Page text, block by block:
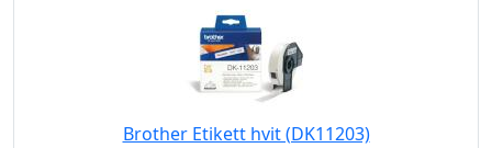
Brother Etikett hvit (DK11203)